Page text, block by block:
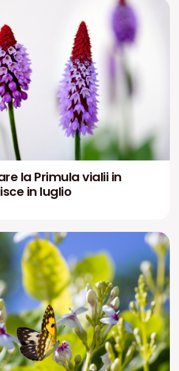
la Primula vialii in
in luglio